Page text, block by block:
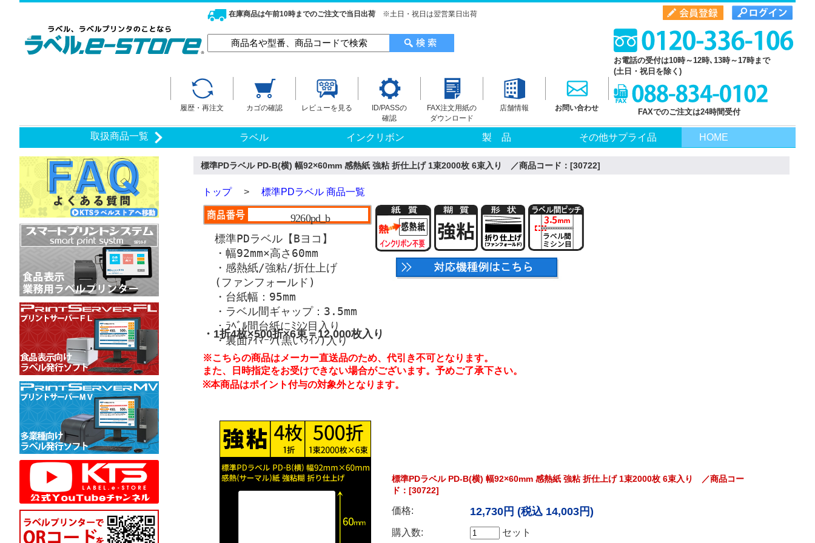
在庫商品は午前10時までのご注文で当日出荷 ※土日・祝日は翌営業日出荷
お電話の受付は10時～12時､13時～17時まで
(土日・祝日を除く)
履歴・再注文 カゴの確認 レビューを見る
ID/PASSの
確認
FAX注文用紙の
ダウンロード
店舗情報 お問い合わせ FAXでのご注文は24時間受付
取扱商品一覧 ラベル インクリボン 製 品 その他サプライ品 HOME
標準PDラベル PD-B(横) 幅92×60mm 感熱紙 強粘 折仕上げ 1束2000枚 6束入り ／商品コード：[30722]
トップ> 標準PDラベル 商品一覧
9260pd_b
標準PDラベル【Bヨコ】
・幅92mm×高さ60mm
・感熱紙/強粘/折仕上げ
(ファンフォールド)
・台紙幅：95mm
・ラベル間ギャップ：3.5mm
・ﾗﾍﾞﾙ間台紙にﾐｼﾝ目入り
・裏面ｱｲﾏｰｸ(黒いﾗｲﾝ)入り
・1折4枚×500折×6束＝12,000枚入り
※こちらの商品はメーカー直送品のため、代引き不可となります。
また、日時指定をお受けできない場合がございます。予めご了承下さい。
※本商品はポイント付与の対象外となります。
標準PDラベル PD-B(横) 幅92×60mm 感熱紙 強粘 折仕上げ 1束2000枚 6束入り ／商品コー
ド：[30722]
価格: 12,730円 (税込 14,003円)
購入数: セット